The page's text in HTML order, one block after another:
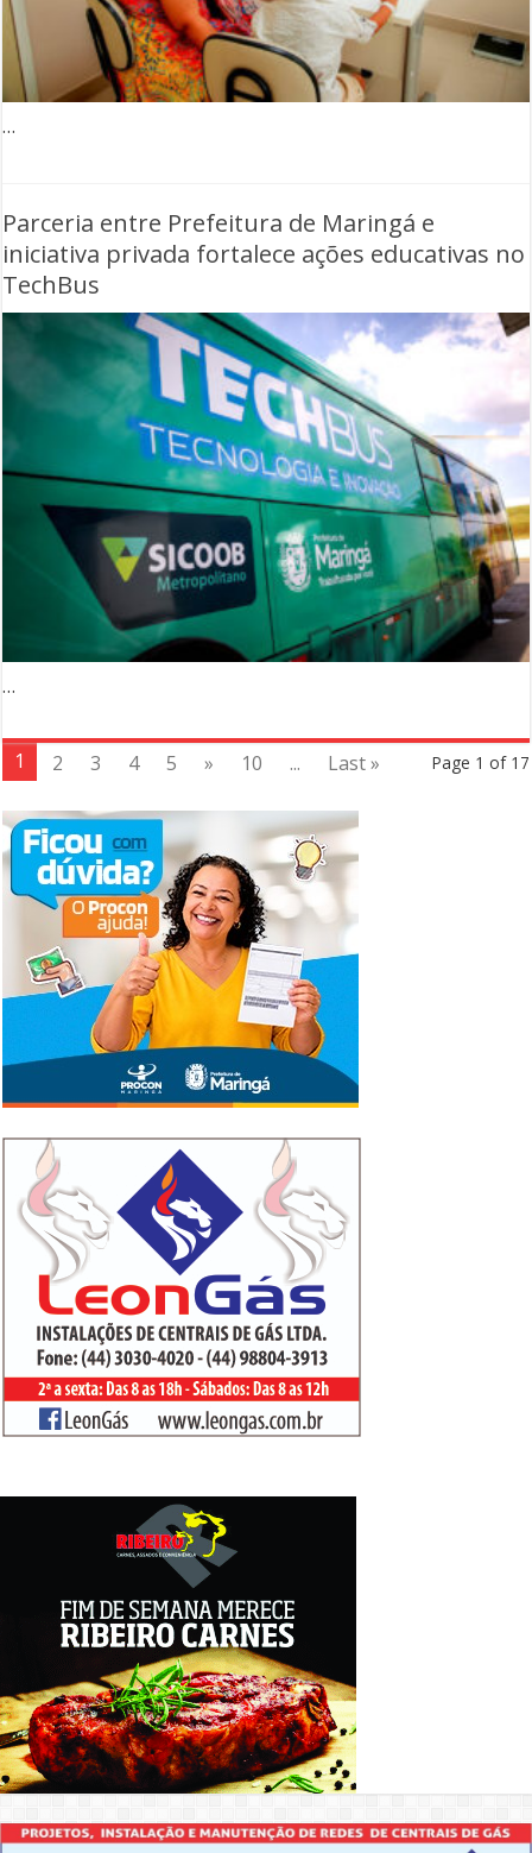
…
Parceria entre Prefeitura de Maringá e
iniciativa privada fortalece ações educativas no
TechBus
…
Page 1 of 17
1 2 3 4 5 » 10 ... Last »